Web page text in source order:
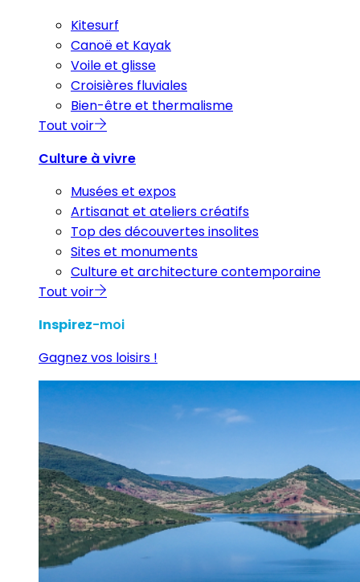
Kitesurf
Canoë et Kayak
Voile et glisse
Croisières fluviales
Bien-être et thermalisme
Tout voir
Culture à vivre
Musées et expos
Artisanat et ateliers créatifs
Top des découvertes insolites
Sites et monuments
Culture et architecture contemporaine
Tout voir
Inspirez-moi
Gagnez vos loisirs !